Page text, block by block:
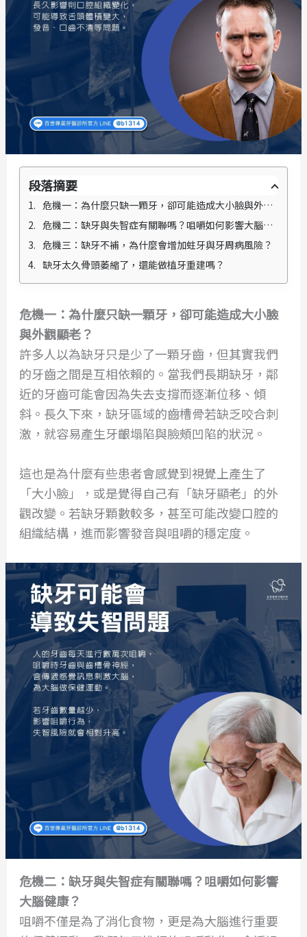
段落摘要
危機一：為什麼只缺一顆牙，卻可能造成大小臉與外觀顯老？
危機二：缺牙與失智症有關聯嗎？咀嚼如何影響大腦健康？
危機三：缺牙不補，為什麼會增加蛀牙與牙周病風險？
缺牙太久骨頭萎縮了，還能做植牙重建嗎？
危機一：為什麼只缺一顆牙，卻可能造成大小臉
與外觀顯老？
許多人以為缺牙只是少了一顆牙齒，但其實我們
的牙齒之間是互相依賴的。當我們長期缺牙，鄰
近的牙齒可能會因為失去支撐而逐漸位移、傾
斜。長久下來，缺牙區域的齒槽骨若缺乏咬合刺
激，就容易產生牙齦塌陷與臉頰凹陷的狀況。
這也是為什麼有些患者會感覺到視覺上產生了
「大小臉」，或是覺得自己有「缺牙顯老」的外
觀改變。若缺牙顆數較多，甚至可能改變口腔的
組織結構，進而影響發音與咀嚼的穩定度。
危機二：缺牙與失智症有關聯嗎？咀嚼如何影響
大腦健康？
咀嚼不僅是為了消化食物，更是為大腦進行重要